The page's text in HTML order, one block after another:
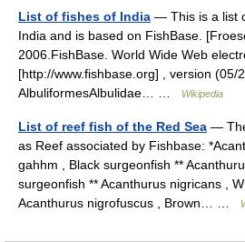
List of fishes of India — This is a list
India and is based on FishBase.
2006.FishBase. World Wide Web
[http://www.fishbase.org] , version (05/
AlbuliformesAlbulidae… …
Wikipedia
List of reef fish of the Red Sea —
as Reef associated by Fishbase:
gahhm , Black surgeonfish **
surgeonfish ** Acanthurus nigricans ,
Acanthurus nigrofuscus , Brown… …